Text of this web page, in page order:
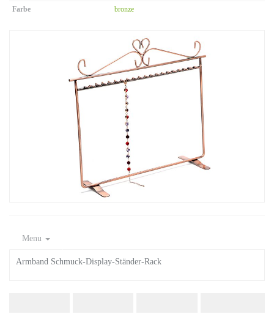
Farbe
bronze
Menu
Armband Schmuck-Display-Ständer-Rack